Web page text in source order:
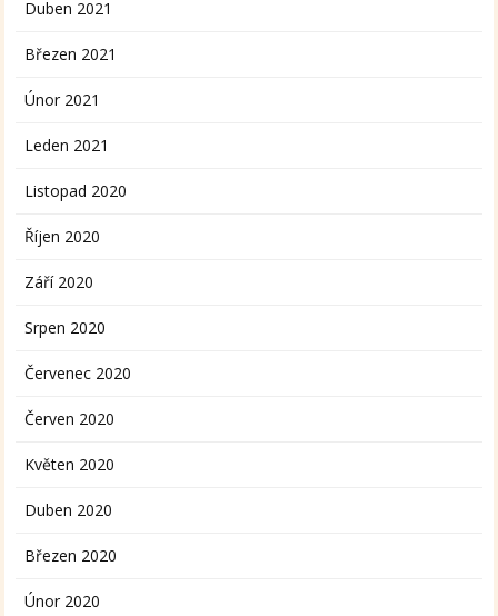
Duben 2021
Březen 2021
Únor 2021
Leden 2021
Listopad 2020
Říjen 2020
Září 2020
Srpen 2020
Červenec 2020
Červen 2020
Květen 2020
Duben 2020
Březen 2020
Únor 2020